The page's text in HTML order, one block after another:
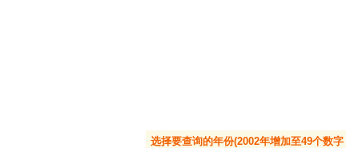
选择要查询的年份(2002年增加至49个数